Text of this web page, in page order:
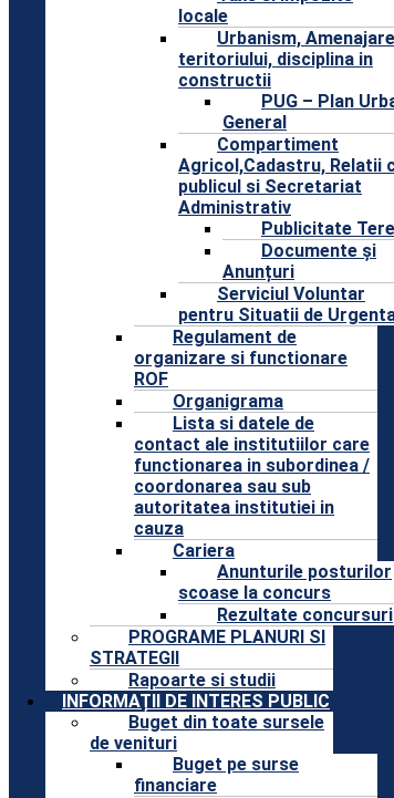
locale
Urbanism,
teritoriului, disciplina in
constructii
PUG – Plan
General
Compartiment
Agricol,Cadastru, Relatii
publicul si Secretariat
Administrativ
Publicitate
Documente și
Anunțuri
Serviciul Voluntar
pentru Situatii de
Regulament de
organizare si functionare
ROF
Organigrama
Lista si datele de
contact ale institutiilor care
functionarea in subordinea /
coordonarea sau sub
autoritatea institutiei in
cauza
Cariera
Anunturile posturilor
scoase la concurs
Rezultate concursuri
PROGRAME PLANURI SI
STRATEGII
Rapoarte si studii
INFORMAȚII DE INTERES PUBLIC
Buget din toate sursele
de venituri
Buget pe surse
financiare